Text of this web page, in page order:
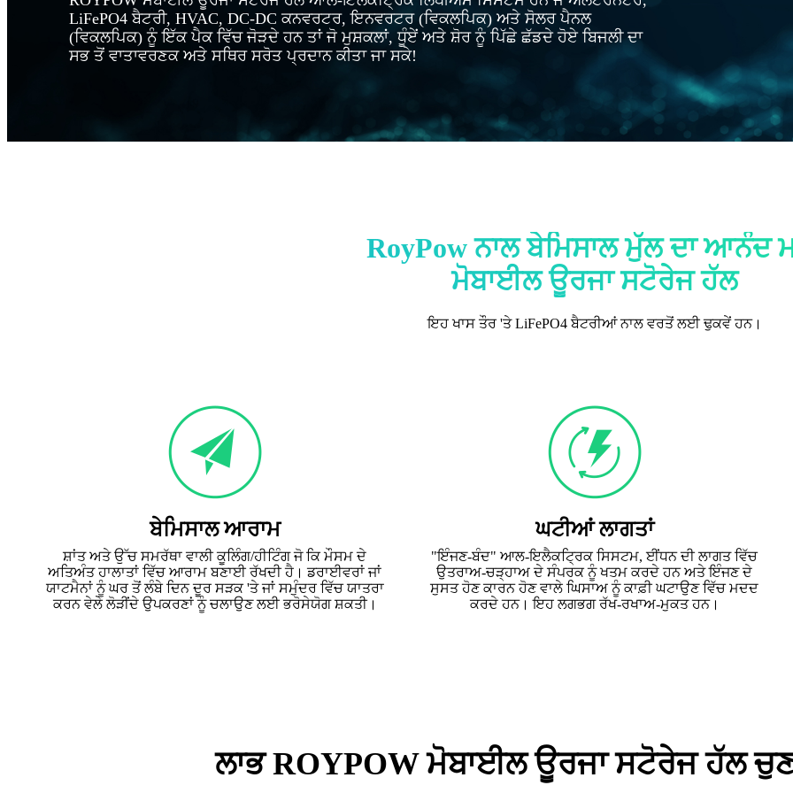
LiFePO4 ਬੈਟਰੀ, HVAC, DC-DC ਕਨਵਰਟਰ, ਇਨਵਰਟਰ (ਵਿਕਲਪਿਕ) ਅਤੇ ਸੋਲਰ ਪੈਨਲ
(ਵਿਕਲਪਿਕ) ਨੂੰ ਇੱਕ ਪੈਕ ਵਿੱਚ ਜੋੜਦੇ ਹਨ ਤਾਂ ਜੋ ਮੁਸ਼ਕਲਾਂ, ਧੂੰਏਂ ਅਤੇ ਸ਼ੋਰ ਨੂੰ ਪਿੱਛੇ ਛੱਡਦੇ ਹੋਏ ਬਿਜਲੀ ਦਾ
ਸਭ ਤੋਂ ਵਾਤਾਵਰਣਕ ਅਤੇ ਸਥਿਰ ਸਰੋਤ ਪ੍ਰਦਾਨ ਕੀਤਾ ਜਾ ਸਕੇ!
RoyPow ਨਾਲ ਬੇਮਿਸਾਲ ਮੁੱਲ ਦਾ ਆਨੰਦ
ਮੋਬਾਈਲ ਊਰਜਾ ਸਟੋਰੇਜ ਹੱਲ
ਇਹ ਖਾਸ ਤੌਰ 'ਤੇ LiFePO4 ਬੈਟਰੀਆਂ ਨਾਲ ਵਰਤੋਂ ਲਈ ਢੁਕਵੇਂ ਹਨ।
ਬੇਮਿਸਾਲ ਆਰਾਮ
ਸ਼ਾਂਤ ਅਤੇ ਉੱਚ ਸਮਰੱਥਾ ਵਾਲੀ ਕੂਲਿੰਗ/ਹੀਟਿੰਗ ਜੋ ਕਿ ਮੌਸਮ ਦੇ
ਅਤਿਅੰਤ ਹਾਲਾਤਾਂ ਵਿੱਚ ਆਰਾਮ ਬਣਾਈ ਰੱਖਦੀ ਹੈ। ਡਰਾਈਵਰਾਂ ਜਾਂ
ਯਾਟਮੈਨਾਂ ਨੂੰ ਘਰ ਤੋਂ ਲੰਬੇ ਦਿਨ ਦੂਰ ਸੜਕ 'ਤੇ ਜਾਂ ਸਮੁੰਦਰ ਵਿੱਚ ਯਾਤਰਾ
ਕਰਨ ਵੇਲੇ ਲੋੜੀਂਦੇ ਉਪਕਰਣਾਂ ਨੂੰ ਚਲਾਉਣ ਲਈ ਭਰੋਸੇਯੋਗ ਸ਼ਕਤੀ।
ਘਟੀਆਂ ਲਾਗਤਾਂ
"ਇੰਜਣ-ਬੰਦ" ਆਲ-ਇਲੈਕਟ੍ਰਿਕ ਸਿਸਟਮ, ਈਂਧਨ ਦੀ ਲਾਗਤ ਵਿੱਚ
ਉਤਰਾਅ-ਚੜ੍ਹਾਅ ਦੇ ਸੰਪਰਕ ਨੂੰ ਖਤਮ ਕਰਦੇ ਹਨ ਅਤੇ ਇੰਜਣ ਦੇ
ਸੁਸਤ ਹੋਣ ਕਾਰਨ ਹੋਣ ਵਾਲੇ ਘਿਸਾਅ ਨੂੰ ਕਾਫ਼ੀ ਘਟਾਉਣ ਵਿੱਚ ਮਦਦ
ਕਰਦੇ ਹਨ। ਇਹ ਲਗਭਗ ਰੱਖ-ਰਖਾਅ-ਮੁਕਤ ਹਨ।
ਲਾਭ ROYPOW ਮੋਬਾਈਲ ਊਰਜਾ ਸਟੋਰੇਜ ਹੱਲ